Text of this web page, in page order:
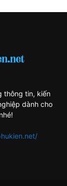
thông tin, kiến
dành cho